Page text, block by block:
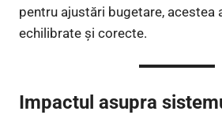
pentru ajustări bugetare, acestea
echilibrate și corecte.
Impactul asupra